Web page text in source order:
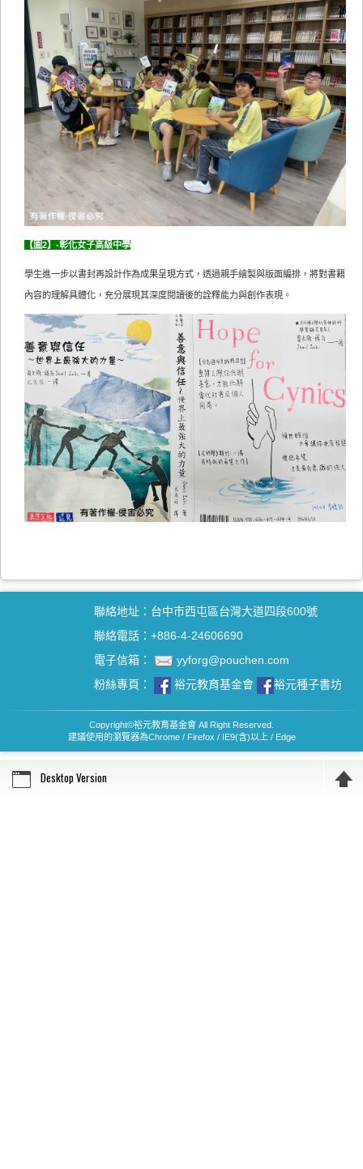
【圖2】-彰化女子高級中學
學生進一步以書封再設計作為成果呈現方式，透過親手繪製與版面編排，將對書籍
內容的理解具體化，充分展現其深度閱讀後的詮釋能力與創作表現。
聯絡地址：台中市西屯區台灣大道四段600號
聯絡電話：+886-4-24606690
電子信箱：
yyforg@pouchen.com
粉絲專頁：
裕元教育基金會 裕元種子書坊
Copyright©裕元教育基金會 All Right Reserved.
建議使用的瀏覽器為Chrome / Firefox / IE9(含)以上 / Edge
Desktop Version